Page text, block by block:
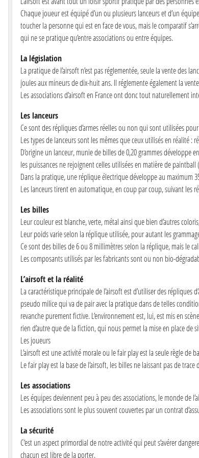
Chaque joueur est équipé d’un ou plusieurs lanceurs et d’un
toucher la personne qui est en face de vous, mais le comparatif
qui ne se pratique qu’entre associations ou entre équipes.
La législation
La pratique de l’airsoft n’est pas réglementée, seule la vente des
joules aux mineurs de dix-huit ans. Il réglemente également la
Les associations d’airsoft en France ont donc tout naturellement
Les lanceurs
Ce sont des répliques d’armes réelles ou non qui sont utilisées
Les types de lanceurs sont les mêmes que ceux utilisés en réalité :
D’origine un lanceur, munie de billes de 0,20 grammes
les puissances ne rejoignent celles utilisées en matière de
Dans la pratique, une réplique électrique développe au maximum
Les lanceurs tirent en automatique, en coup par coup, suivant les
Les billes
Leur couleur est blanche, verte, métal ainsi que bien d’autres
Leur poids varie selon la réplique utilisée, pour autant les
Ce sont des billes de 6 ou 8 millimètres selon la réplique, mais le
Les composants utilisés par les fabricants sont ou non bio-
L’airsoft et la réalité
La caractéristique principale de l’airsoft est d’utiliser des
pseudo milice qui va de pair avec la pratique dans de telles
revanche purement fictive. L’environnement est, lui, est mis en
rien d’autre que de la fiction, qui nous permet la mise en place de
Les joueurs
L’airsoft est une activité morale ou le fair play est la seule règle
Le fair play est la base de l’airsoft, les billes ne laissant pas de
Les associations
Les équipes deviennent peu à peu des associations, le monde de
Les associations sont le plus souvent couvertes par un contrat
La sécurité
C’est un aspect primordial de notre activité qui peut s’avérer
chacun est libre de la porter.